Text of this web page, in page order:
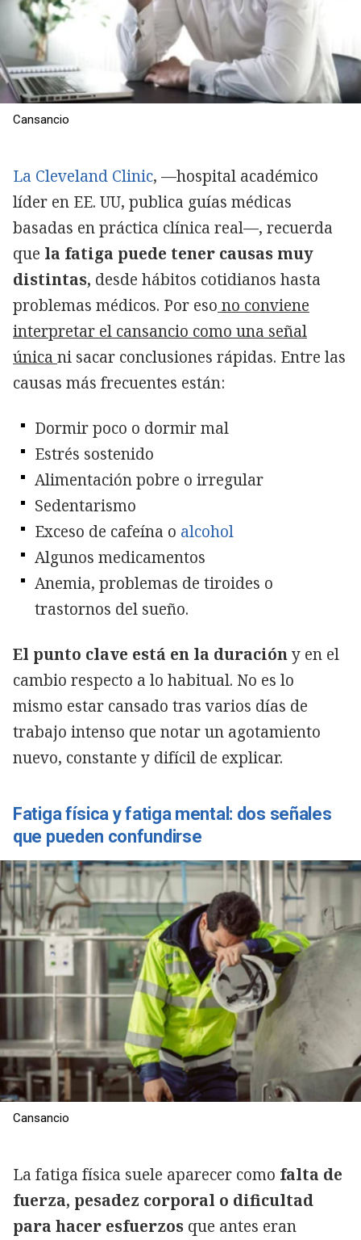
Cansancio
La Cleveland Clinic, —hospital académico
líder en EE. UU, publica guías médicas
basadas en práctica clínica real—, recuerda
que la fatiga puede tener causas muy
distintas, desde hábitos cotidianos hasta
problemas médicos. Por eso no conviene
interpretar el cansancio como una señal
única ni sacar conclusiones rápidas. Entre las
causas más frecuentes están:
Dormir poco o dormir mal
Estrés sostenido
Alimentación pobre o irregular
Sedentarismo
Exceso de cafeína o alcohol
Algunos medicamentos
Anemia, problemas de tiroides o
trastornos del sueño.
El punto clave está en la duracióny en el
cambio respecto a lo habitual. No es lo
mismo estar cansado tras varios días de
trabajo intenso que notar un agotamiento
nuevo, constante y difícil de explicar.
Fatiga física y fatiga mental: dos señales
que pueden confundirse
Cansancio
La fatiga física suele aparecer como falta de
fuerza, pesadez corporal o dificultad
para hacer esfuerzos que antes eran